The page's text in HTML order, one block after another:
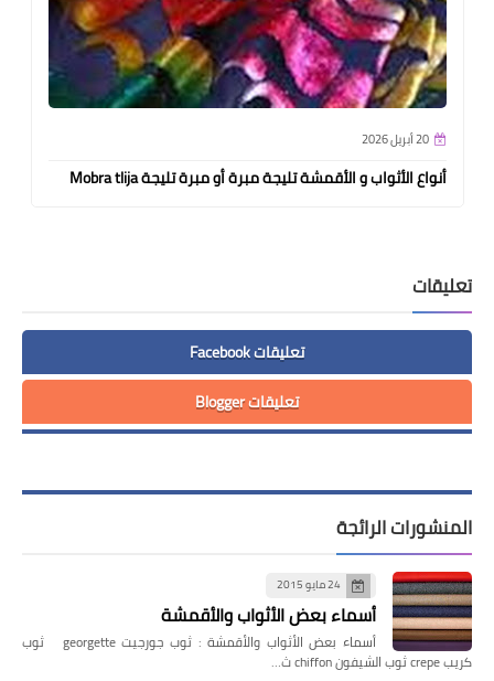
20 أبريل 2026
أنواع الأثواب و الأقمشة تليجة مبرة أو مبرة تليجة Mobra tlija
تعليقات
تعليقات Facebook
تعليقات Blogger
المنشورات الرائجة
24 مايو 2015
أسماء بعض الأثواب والأقمشة
أسماء بعض الأثواب والأقمشة : ثوب جورجيت georgette ثوب
كريب crepe ثوب الشيفون chiffon ث…